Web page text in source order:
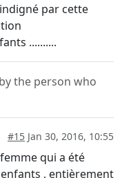
par cette
..........
the person who
#15 Jan 30, 2016, 10:55
qui a été
, entièrement